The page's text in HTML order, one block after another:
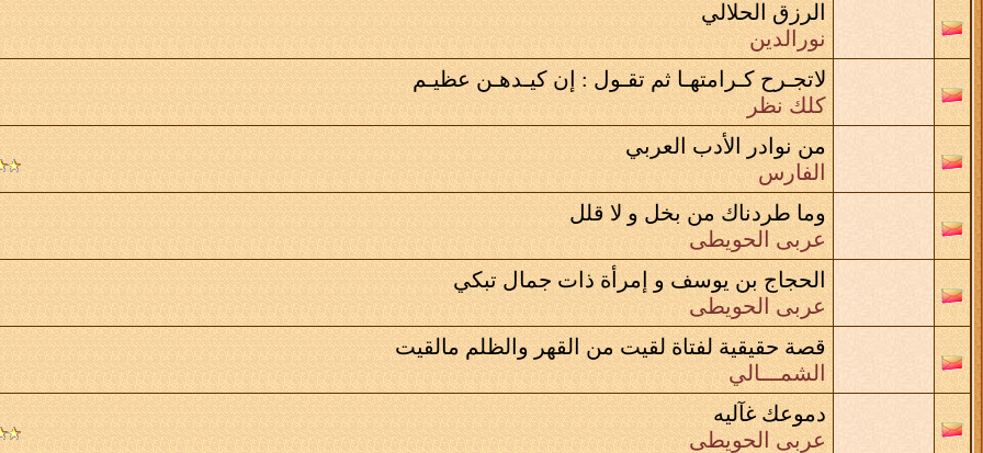
الرزق الحلالي
نورالدين
لاتجـرح كـرامتهـا ثم تقـول : إن كيـدهـن عظيـم
كلك نظر
من نوادر الأدب العربي
الفارس
وما طردناك من بخل و لا قلل
عربى الحويطى
الحجاج بن يوسف و إمرأة ذات جمال تبكي
عربى الحويطى
قصة حقيقية لفتاة لقيت من القهر والظلم مالقيت
الشمـــالي
دموعك غآليه
عربى الحويطى